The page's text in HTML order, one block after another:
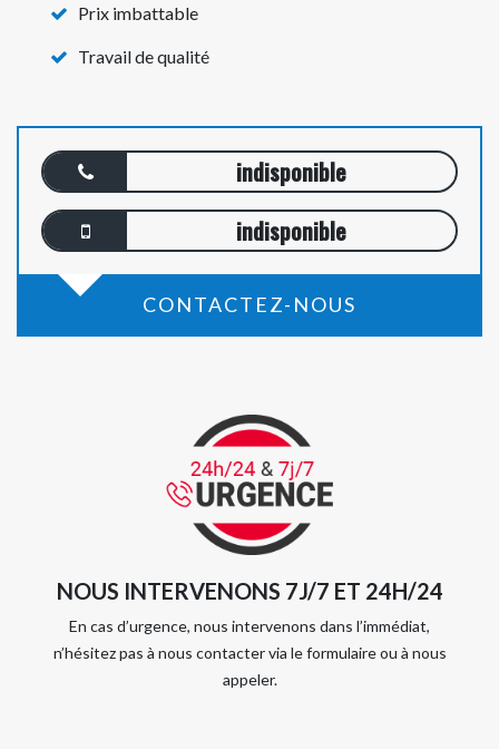
Prix imbattable
Travail de qualité
indisponible
indisponible
CONTACTEZ-NOUS
NOUS INTERVENONS 7J/7 ET 24H/24
En cas d’urgence, nous intervenons dans l’immédiat,
n’hésitez pas à nous contacter via le formulaire ou à nous
appeler.